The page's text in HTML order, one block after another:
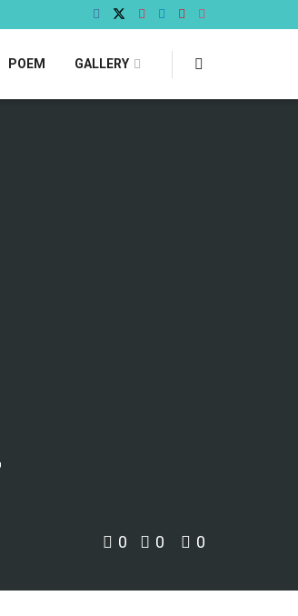
POEM GALLERY
0 0 0